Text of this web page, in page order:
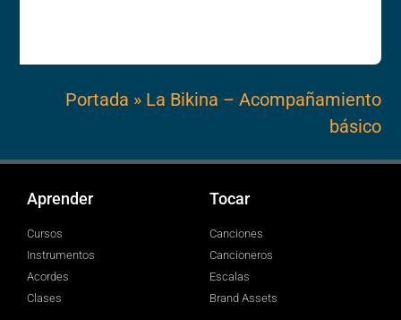
Portada » La Bikina – Acompañamiento
básico
Aprender
Cursos
Instrumentos
Acordes
Clases
Tocar
Canciones
Cancioneros
Escalas
Brand Assets